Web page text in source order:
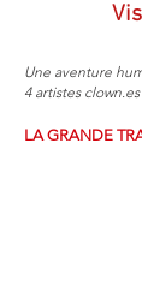
Une aventure
4 artistes
LA GRANDE